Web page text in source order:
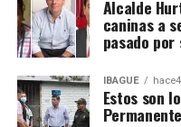
Alcalde
caninas a
pasado
IBAGUÉ
Estos son